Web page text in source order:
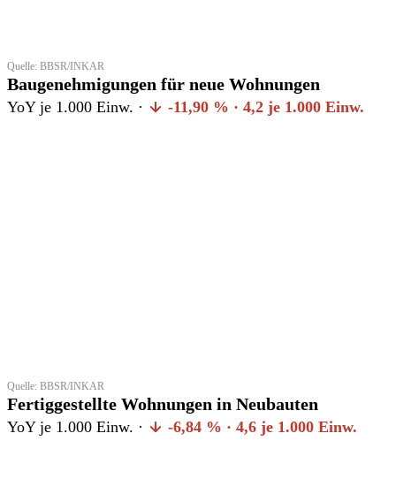
Quelle: BBSR/INKAR
Baugenehmigungen für neue Wohnungen
YoY je 1.000 Einw. · -11,90 % · 4,2 je 1.000 Einw.
Quelle: BBSR/INKAR
Fertiggestellte Wohnungen in Neubauten
YoY je 1.000 Einw. · -6,84 % · 4,6 je 1.000 Einw.